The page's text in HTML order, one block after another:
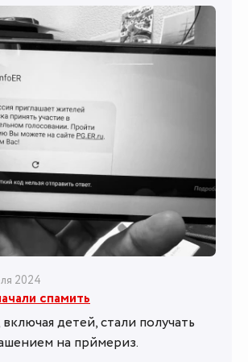
2024
спамить
детей, стали получать
на прймериз.